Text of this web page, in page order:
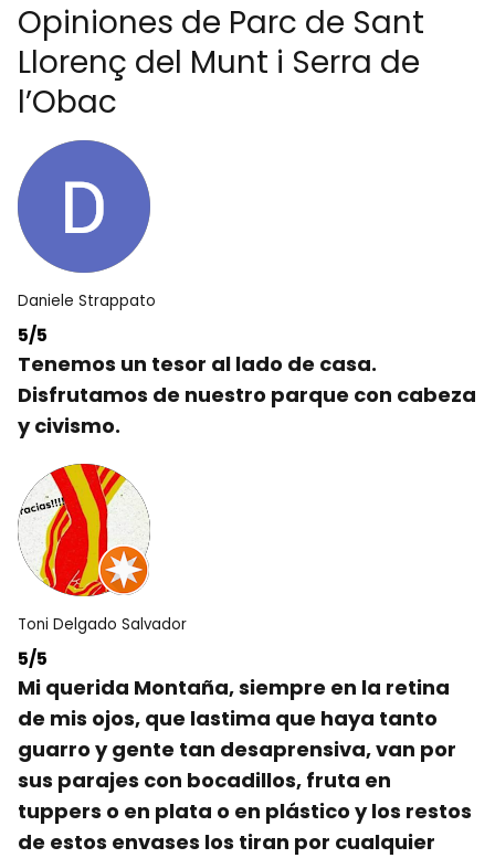
Opiniones de Parc de Sant
Llorenç del Munt i Serra de
l’Obac
Daniele Strappato
5/5
Tenemos un tesor al lado de casa.
Disfrutamos de nuestro parque con cabeza
y civismo.
Toni Delgado Salvador
5/5
Mi querida Montaña, siempre en la retina
de mis ojos, que lastima que haya tanto
guarro y gente tan desaprensiva, van por
sus parajes con bocadillos, fruta en
tuppers o en plata o en plástico y los restos
de estos envases los tiran por cualquier